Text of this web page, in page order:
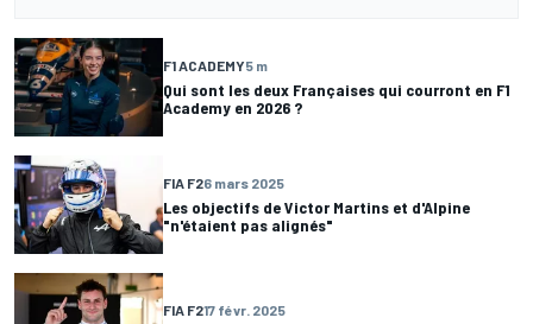
F1 ACADEMY5 m
Qui sont les deux Françaises qui courront en F1
Academy en 2026 ?
FIA F26 mars 2025
Les objectifs de Victor Martins et d'Alpine
"n'étaient pas alignés"
FIA F217 févr. 2025